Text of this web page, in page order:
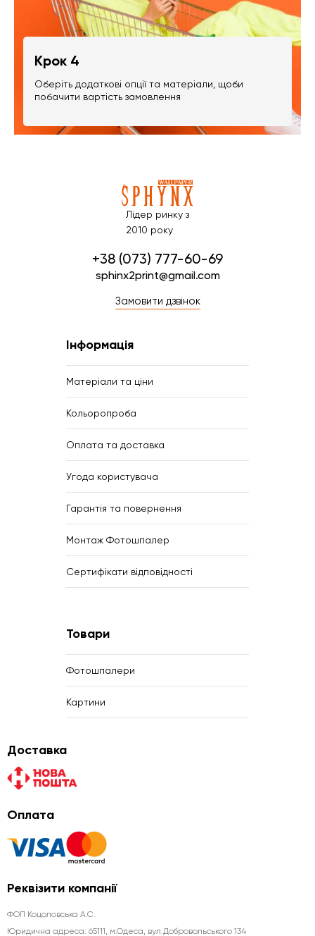
Крок 4
Оберіть додаткові опції та матеріали, щоби
побачити вартість замовлення
Лідер ринку з
2010 року
+38 (073) 777-60-69
sphinx2print@gmail.com
Замовити дзвінок
Інформація
Матеріали та ціни
Кольоропроба
Оплата та доставка
Угода користувача
Гарантія та повернення
Монтаж Фотошпалер
Сертифікати відповідності
Товари
Фотошпалери
Картини
Доставка
Оплата
Реквізити компанії
ФОП Коцоловська А.С.
Юридична aдреса: 65111, м.Одеса, вул.Добровольського 134